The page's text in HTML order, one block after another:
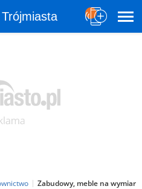
Zabudowy, meble na wymiar